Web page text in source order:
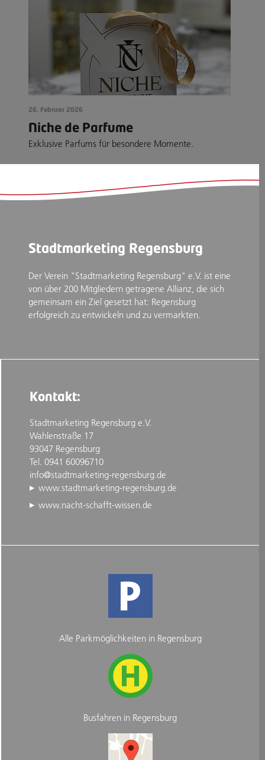
26. Februar 2026
Niche de Parfume
Exklusive Parfums für besondere Momente.
Stadtmarketing Regensburg
Der Verein "Stadtmarketing Regensburg" e.V. ist eine
von über 200 Mitgliedern getragene Allianz, die sich
gemeinsam ein Ziel gesetzt hat: Regensburg
erfolgreich zu entwickeln und zu vermarkten.
Kontakt:
Stadtmarketing Regensburg e.V.
Wahlenstraße 17
93047 Regensburg
Tel. 0941 60096710
info@stadtmarketing-regensburg.de
www.stadtmarketing-regensburg.de
www.nacht-schafft-wissen.de
Alle Parkmöglichkeiten in Regensburg
Busfahren in Regensburg